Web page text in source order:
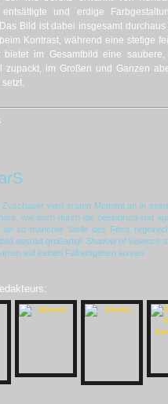
und erdige
Bild ist dabei insgesamt
Kontrast, während eine stetige
bietet im Gesamtbild eine
zupackt, im Großen und Ganzen
Zuschauer vom ersten Moment an in
wie auch durch die beeindruckend
so mancher Stelle des Films
absolut großartig! Shadow of Violence
auf keinen Fall entgehen lassen.